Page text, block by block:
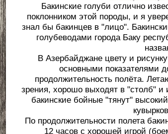
Бакинские голуби отлично
поклонником этой породы, и я
знал бы бакинцев в "лицо".
голубеводами города Баку
В Азербайджане цвету и
основными показателями
продолжительность полёта.
зрения, хорошо выходят в "столб"
бакинские бойные "тянут"
По продолжительности полета
12 часов с хорошей игрой